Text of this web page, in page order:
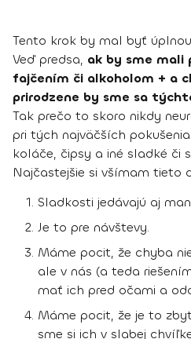
Tento krok by mal byť
Veď predsa, ak by sme mali
fajčením či alkoholom + a
prirodzene by sme sa
Tak prečo to skoro nikdy
pri tých najväčších
koláče, čipsy a iné sladké či
Najčastejšie si všímam tieto
Sladkosti jedávajú aj
Je to pre návštevy.
Máme pocit, že chyba
ale v nás (a teda
mať ich pred očami a
Máme pocit, že je to
sme si ich v slabej